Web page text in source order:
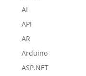
AI
API
AR
Arduino
ASP.NET